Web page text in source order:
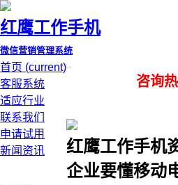
红鹰工作手机
微信营销管理系统
首页 (current)
客服系统
适应行业
联系我们
申请试用
新闻资讯
咨询
红鹰工作手机
企业要懂移动